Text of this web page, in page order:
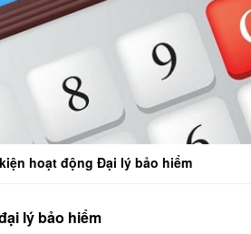
hoạt động Đại lý bảo hiểm
lý bảo hiểm